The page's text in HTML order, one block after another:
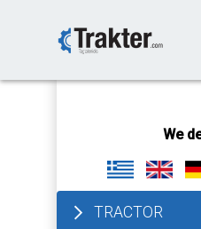
We
TRACTOR